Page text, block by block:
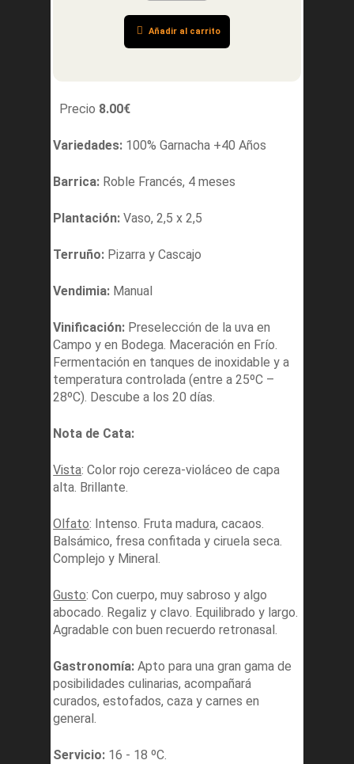
Añadir al carrito
Precio 8.00€
Variedades: 100% Garnacha +40 Años
Barrica: Roble Francés, 4 meses
Plantación: Vaso, 2,5 x 2,5
Terruño: Pizarra y Cascajo
Vendimia: Manual
Vinificación: Preselección de la uva en
Campo y en Bodega. Maceración en Frío.
Fermentación en tanques de inoxidable y a
temperatura controlada (entre a 25ºC –
28ºC). Descube a los 20 días.
Nota de Cata:
Vista: Color rojo cereza-violáceo de capa
alta. Brillante.
Olfato: Intenso. Fruta madura, cacaos.
Balsámico, fresa confitada y ciruela seca.
Complejo y Mineral.
Gusto: Con cuerpo, muy sabroso y algo
abocado. Regaliz y clavo. Equilibrado y largo.
Agradable con buen recuerdo retronasal.
Gastronomía: Apto para una gran gama de
posibilidades culinarias, acompañará
curados, estofados, caza y carnes en
general.
Servicio: 16 - 18 ºC.